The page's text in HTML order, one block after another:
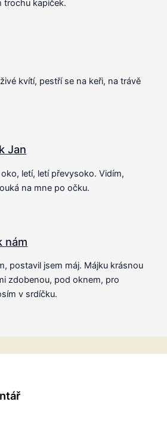
trochu kapiček.
kvítí, pestří se na keři, na trávě
Jan
letí, letí převysoko. Vidím,
na mne po očku.
nám
postavil jsem máj. Májku krásnou
zdobenou, pod oknem, pro
v srdíčku.